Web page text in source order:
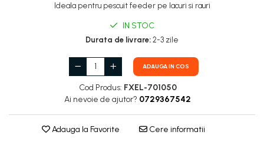
Ideala pentru pescuit feeder pe lacuri si rauri
IN STOC
Durata de livrare: 2-3 zile
ADAUGA IN COS
Cod Produs: FXEL-701050
Ai nevoie de ajutor? 0729367542
Adauga la Favorite Cere informatii